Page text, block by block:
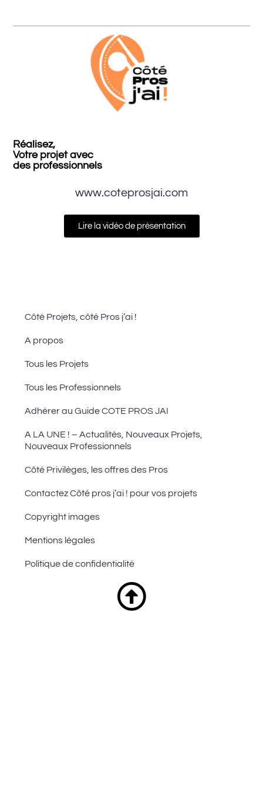
Réalisez,
Votre projet avec
des professionnels
www.coteprosjai.com
Lire la vidéo de présentation
Côté Projets, côté Pros j’ai !
A propos
Tous les Projets
Tous les Professionnels
Adhérer au Guide COTE PROS JAI
A LA UNE ! – Actualités, Nouveaux Projets,
Nouveaux Professionnels
Côté Privilèges, les offres des Pros
Contactez Côté pros j’ai ! pour vos projets
Copyright images
Mentions légales
Politique de confidentialité